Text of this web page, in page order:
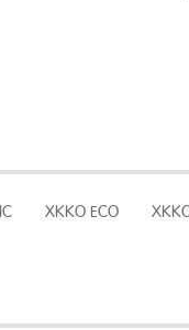
XKKO ECO